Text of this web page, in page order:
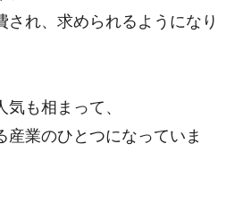
され、求められるようになり
も相まって、
産業のひとつになっていま